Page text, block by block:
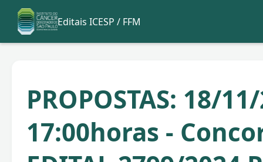
Editais ICESP / FFM
PROPOSTAS: 18/
17:00horas -